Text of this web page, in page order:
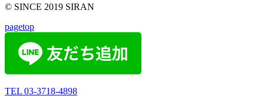
© SINCE 2019 SIRAN
pagetop
TEL 03-3718-4898